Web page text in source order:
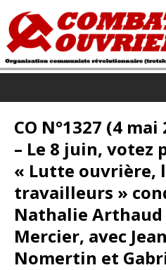
CO N°1327 (4
– Le 8 juin, votez
« Lutte ouvrière,
travailleurs »
Nathalie Arthaud
Mercier, avec
Nomertin et